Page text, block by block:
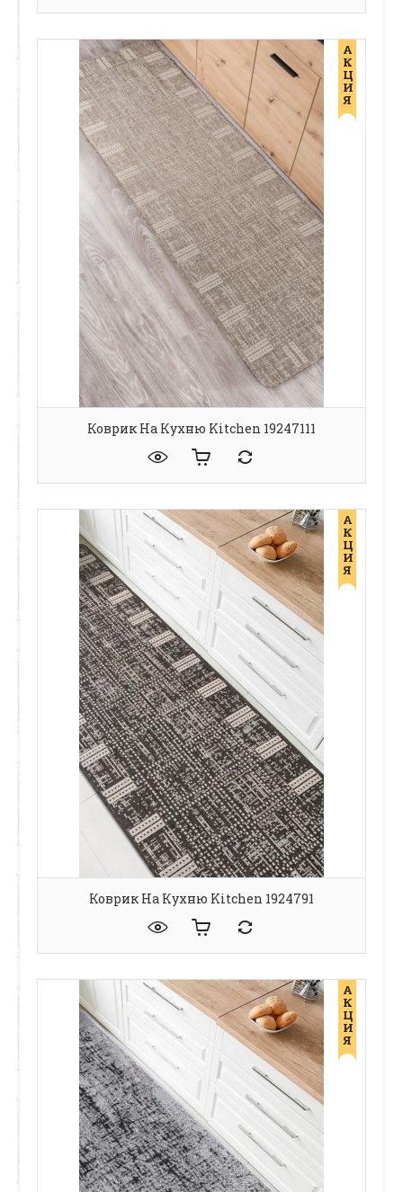
А
К
Ц
И
Я
Коврик На Кухню Kitchen 19247111
А
К
Ц
И
Я
Коврик На Кухню Kitchen 1924791
А
К
Ц
И
Я